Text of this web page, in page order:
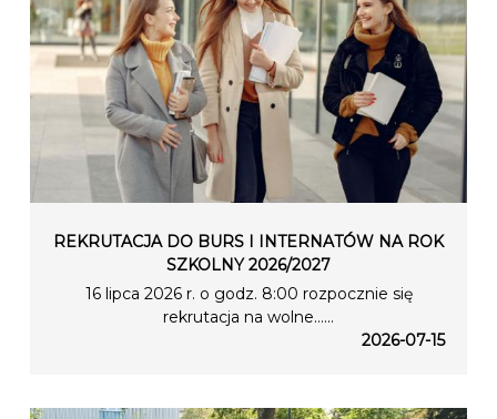
REKRUTACJA DO BURS I INTERNATÓW NA ROK
SZKOLNY 2026/2027
16 lipca 2026 r. o godz. 8:00 rozpocznie się
rekrutacja na wolne…...
2026-07-15